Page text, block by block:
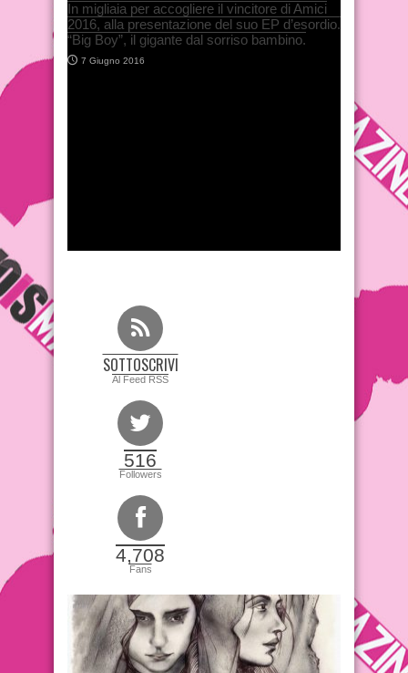
In migliaia per accogliere il vincitore di Amici
2016, alla presentazione del suo EP d’esordio.
“Big Boy”, il gigante dal sorriso bambino.
7 Giugno 2016
SOTTOSCRIVI
Al Feed RSS
516
Followers
4,708
Fans